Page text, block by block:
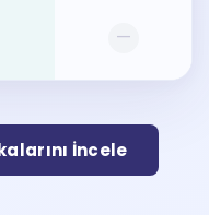
—
İncele